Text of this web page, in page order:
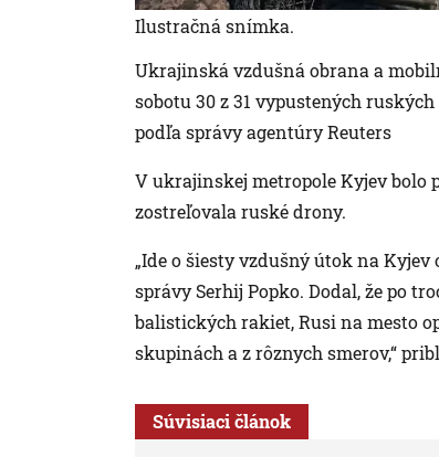
Ilustračná snímka.
Ukrajinská vzdušná obrana a
sobotu 30 z 31 vypustených
podľa správy agentúry Reuters
V ukrajinskej metropole Kyjev bolo
zostreľovala ruské drony.
„Ide o šiesty vzdušný útok na
správy Serhij Popko. Dodal, že po
balistických rakiet, Rusi na mesto
skupinách a z rôznych smerov,“
Súvisiaci článok